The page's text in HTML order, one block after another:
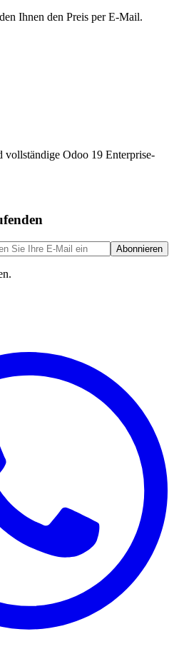
Ihnen den Preis per E-Mail.
Odoo 19 Enterprise-
Abonnieren